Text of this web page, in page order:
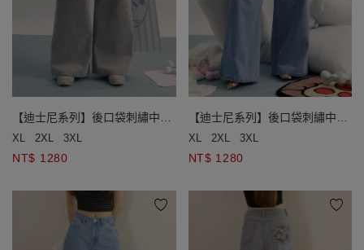
【迪士尼系列】後口袋刺繡中腰
水洗牛仔寬褲
XL 2XL 3XL
NT$ 1280
【迪士尼系列】後口袋刺繡中腰
水洗牛仔寬褲
XL 2XL 3XL
NT$ 1280